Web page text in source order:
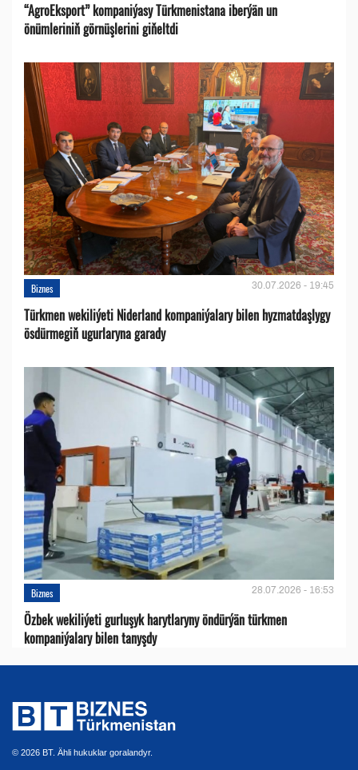
“AgroEksport” kompaniýasy Türkmenistana iberýän un
önümleriniň görnüşlerini giňeltdi
Biznes 30.07.2026 - 19:45
Türkmen wekiliýeti Niderland kompaniýalary bilen hyzmatdaşlygy
ösdürmegiň ugurlaryna garady
Biznes 28.07.2026 - 16:53
Özbek wekiliýeti gurluşyk harytlaryny öndürýän türkmen
kompaniýalary bilen tanyşdy
© 2026 BT. Ähli hukuklar goralandyr.